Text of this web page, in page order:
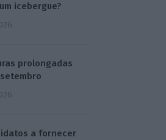
icebergue?
prolongadas
a fornecer